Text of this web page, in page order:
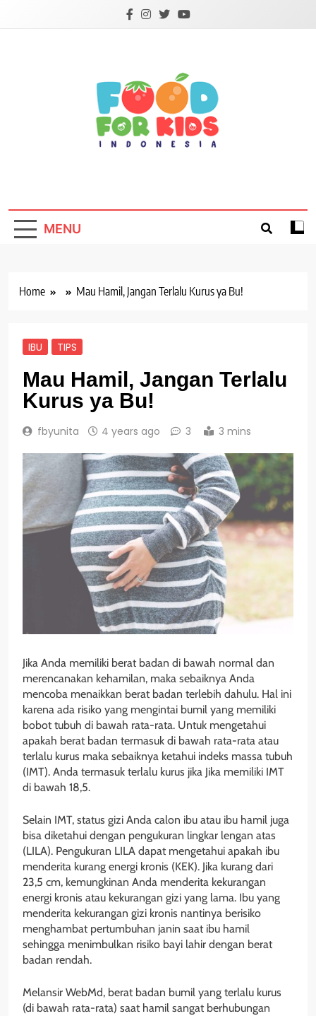
MENU
Home Mau Hamil, Jangan Terlalu Kurus ya Bu!
IBU TIPS
Mau Hamil, Jangan Terlalu
Kurus ya Bu!
fbyunita 4 years ago 3 3 mins
Jika Anda memiliki berat badan di bawah normal dan
merencanakan kehamilan, maka sebaiknya Anda
mencoba menaikkan berat badan terlebih dahulu. Hal ini
karena ada risiko yang mengintai bumil yang memiliki
bobot tubuh di bawah rata-rata. Untuk mengetahui
apakah berat badan termasuk di bawah rata-rata atau
terlalu kurus maka sebaiknya ketahui indeks massa tubuh
(IMT). Anda termasuk terlalu kurus jika Jika memiliki IMT
di bawah 18,5.
Selain IMT, status gizi Anda calon ibu atau ibu hamil juga
bisa diketahui dengan pengukuran lingkar lengan atas
(LILA). Pengukuran LILA dapat mengetahui apakah ibu
menderita kurang energi kronis (KEK). Jika kurang dari
23,5 cm, kemungkinan Anda menderita kekurangan
energi kronis atau kekurangan gizi yang lama. Ibu yang
menderita kekurangan gizi kronis nantinya berisiko
menghambat pertumbuhan janin saat ibu hamil
sehingga menimbulkan risiko bayi lahir dengan berat
badan rendah.
Melansir WebMd, berat badan bumil yang terlalu kurus
(di bawah rata-rata) saat hamil sangat berhubungan